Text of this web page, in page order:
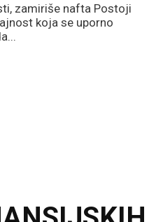
zamiriše nafta Postoji
koja se uporno